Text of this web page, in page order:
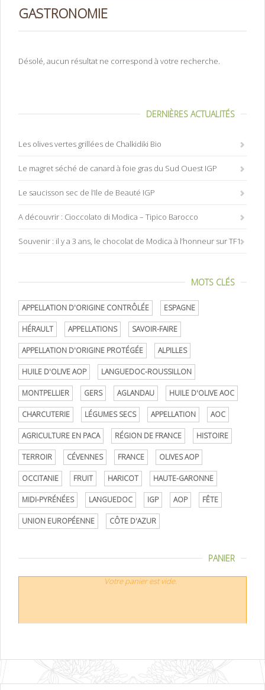
GASTRONOMIE
Désolé, aucun résultat ne correspond à votre recherche.
DERNIÈRES ACTUALITÉS
Les olives vertes grillées de Chalkidiki Bio
Le magret séché de canard à foie gras du Sud Ouest IGP
Le saucisson sec de l’Ile de Beauté IGP
A découvrir : Cioccolato di Modica – Tipico Barocco
Souvenir : il y a 3 ans, le chocolat de Modica à l’honneur sur TF1
MOTS CLÉS
APPELLATION D'ORIGINE CONTRÔLÉE ESPAGNE
HÉRAULT APPELLATIONS SAVOIR-FAIRE
APPELLATION D'ORIGINE PROTÉGÉE ALPILLES
HUILE D'OLIVE AOP LANGUEDOC-ROUSSILLON
MONTPELLIER GERS AGLANDAU HUILE D'OLIVE AOC
CHARCUTERIE LÉGUMES SECS APPELLATION AOC
AGRICULTURE EN PACA RÉGION DE FRANCE HISTOIRE
TERROIR CÉVENNES FRANCE OLIVES AOP
OCCITANIE FRUIT HARICOT HAUTE-GARONNE
MIDI-PYRÉNÉES LANGUEDOC IGP AOP FÊTE
UNION EUROPÉENNE CÔTE D'AZUR
PANIER
Votre panier est vide.